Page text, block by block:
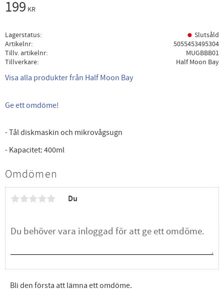
199 KR
Lagerstatus
Slutsåld
Artikelnr
5055453495304
Tillv. artikelnr
MUGBBB01
Tillverkare
Half Moon Bay
Visa alla produkter från Half Moon Bay
Ge ett omdöme!
- Tål diskmaskin och mikrovågsugn
- Kapacitet: 400ml
Omdömen
Du
Bli den första att lämna ett omdöme.